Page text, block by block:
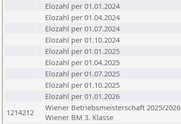
Elozahl per 01.01.2024
Elozahl per 01.04.2024
Elozahl per 01.07.2024
Elozahl per 01.10.2024
Elozahl per 01.01.2025
Elozahl per 01.04.2025
Elozahl per 01.07.2025
Elozahl per 01.10.2025
Elozahl per 01.01.2026
1214212
Wiener Betriebsmeisterschaft 2025/2026
Wiener BM 3. Klasse